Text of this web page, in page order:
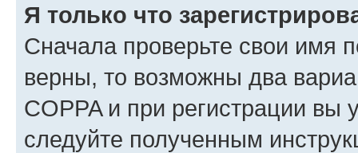
Я только что
Сначала проверьте свои имя
верны, то возможны два
COPPA и при регистрации вы
следуйте полученным